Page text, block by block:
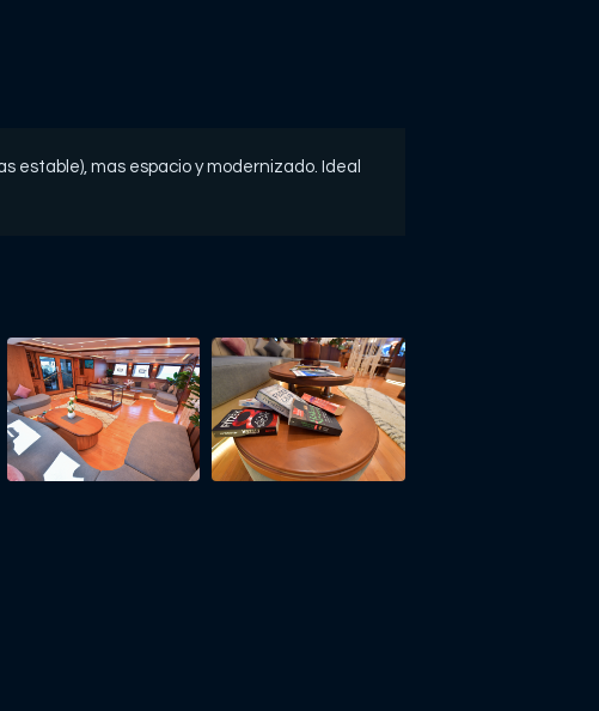
estable), mas espacio y modernizado. Ideal